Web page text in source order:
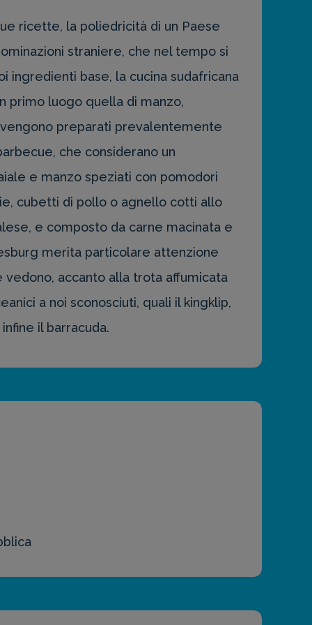
ricette, la poliedricità di un Paese
straniere, che nel tempo si
ingredienti base, la cucina sudafricana
primo luogo quella di manzo,
preparati prevalentemente
che considerano un
e manzo speziati con pomodori
cubetti di pollo o agnello cotti allo
e composto da carne macinata e
merita particolare attenzione
accanto alla trota affumicata
a noi sconosciuti, quali il kingklip,
il barracuda.